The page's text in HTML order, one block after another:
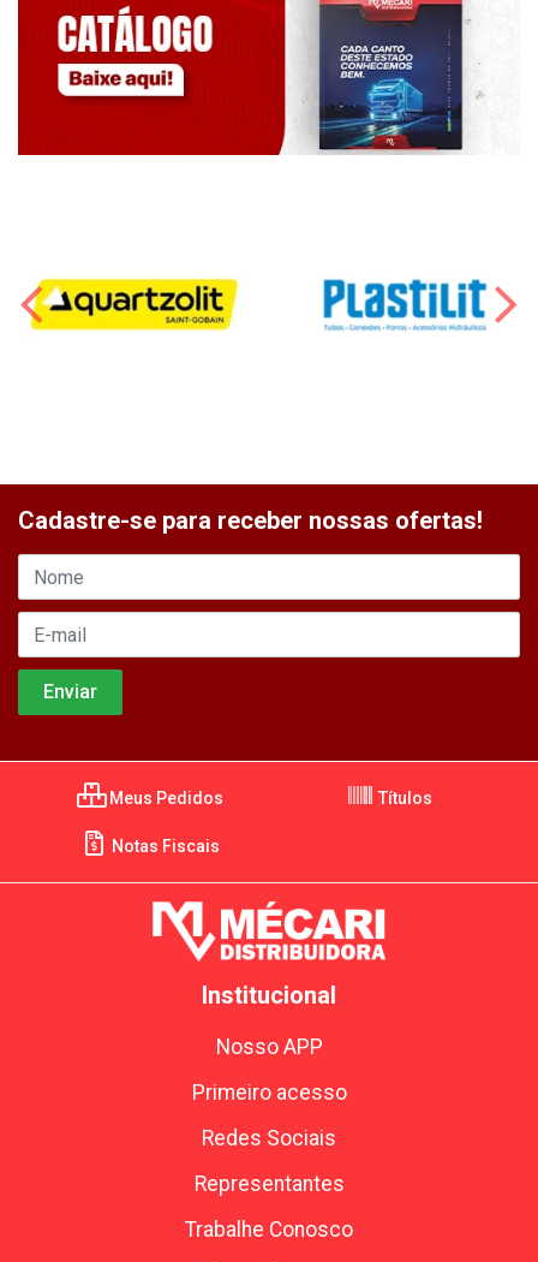
Cadastre-se para receber nossas ofertas!
Meus Pedidos Títulos
Notas Fiscais
Institucional
Nosso APP
Primeiro acesso
Redes Sociais
Representantes
Trabalhe Conosco